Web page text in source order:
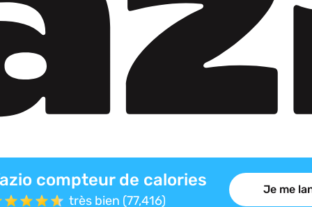
compteur de calories
très bien (77,416)
Je me